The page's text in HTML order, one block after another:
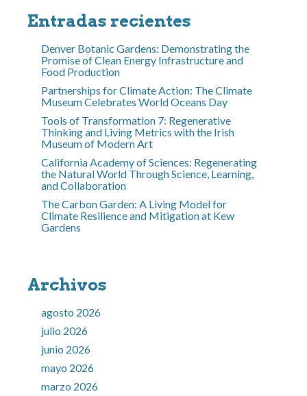
Entradas recientes
Denver Botanic Gardens: Demonstrating the
Promise of Clean Energy Infrastructure and
Food Production
Partnerships for Climate Action: The Climate
Museum Celebrates World Oceans Day
Tools of Transformation 7: Regenerative
Thinking and Living Metrics with the Irish
Museum of Modern Art
California Academy of Sciences: Regenerating
the Natural World Through Science, Learning,
and Collaboration
The Carbon Garden: A Living Model for
Climate Resilience and Mitigation at Kew
Gardens
Archivos
agosto 2026
julio 2026
junio 2026
mayo 2026
marzo 2026